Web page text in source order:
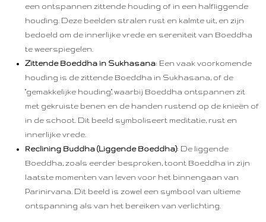
een ontspannen zittende houding of in een halfliggende
houding. Deze beelden stralen rust en kalmte uit, en zijn
bedoeld om de innerlijke vrede en sereniteit van Boeddha
te weerspiegelen.
Zittende Boeddha in Sukhasana: Een vaak voorkomende
houding is de zittende Boeddha in Sukhasana, of de
"gemakkelijke houding", waarbij Boeddha ontspannen zit
met gekruiste benen en de handen rustend op de knieën of
in de schoot. Dit beeld symboliseert meditatie, rust en
innerlijke vrede.
Reclining Buddha (Liggende Boeddha): De liggende
Boeddha, zoals eerder besproken, toont Boeddha in zijn
laatste momenten van leven voor het binnengaan van
Parinirvana. Dit beeld is zowel een symbool van ultieme
ontspanning als van het bereiken van verlichting.